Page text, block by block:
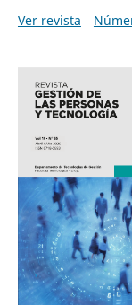
Ver revista